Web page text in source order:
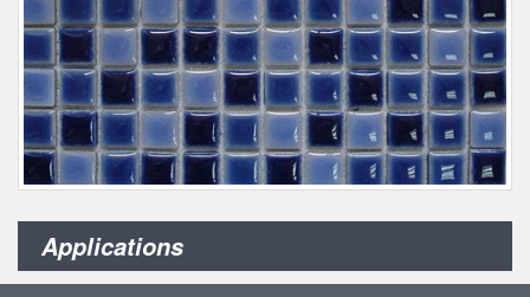
Applications